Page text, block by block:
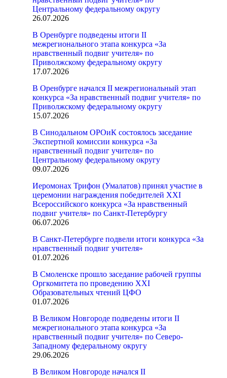
Центральному федеральному округу
26.07.2026
В Оренбурге подведены итоги II
межрегионального этапа конкурса «За
нравственный подвиг учителя» по
Приволжскому федеральному округу
17.07.2026
В Оренбурге начался II межрегиональный этап
конкурса «За нравственный подвиг учителя» по
Приволжскому федеральному округу
15.07.2026
В Синодальном ОРОиК состоялось заседание
Экспертной комиссии конкурса «За
нравственный подвиг учителя» по
Центральному федеральному округу
09.07.2026
Иеромонах Трифон (Умалатов) принял участие в
церемонии награждения победителей XXI
Всероссийского конкурса «За нравственный
подвиг учителя» по Санкт-Петербургу
06.07.2026
В Санкт-Петербурге подвели итоги конкурса «За
нравственный подвиг учителя»
01.07.2026
В Смоленске прошло заседание рабочей группы
Оргкомитета по проведению XXI
Образовательных чтений ЦФО
01.07.2026
В Великом Новгороде подведены итоги II
межрегионального этапа конкурса «За
нравственный подвиг учителя» по Северо-
Западному федеральному округу
29.06.2026
В Великом Новгороде начался II